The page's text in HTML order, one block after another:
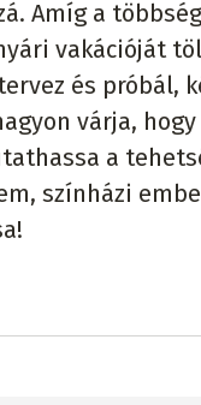
Amíg a
vakációját
és próbál,
várja,
a
színházi